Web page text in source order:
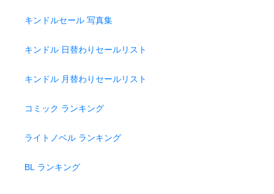
キンドルセール 写真集
キンドル 日替わりセールリスト
キンドル 月替わりセールリスト
コミック ランキング
ライトノベル ランキング
BL ランキング